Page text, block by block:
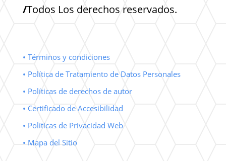
/Todos Los derechos reservados.
• Términos y condiciones
• Política de Tratamiento de Datos Personales
• Políticas de derechos de autor
• Certificado de Accesibilidad
• Políticas de Privacidad Web
• Mapa del Sitio